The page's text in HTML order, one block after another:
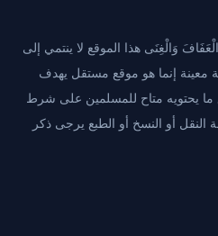
وَالْغِنَى هذا الموقع لا ينتمي إلى
معينة إنما هو موقع مستقل يهدف
ما يحتويه متاح للمسلمين على شرط
النقل أو النسخ أو الطبع يرجى ذكر